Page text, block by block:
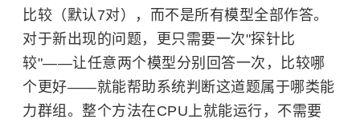
比较（默认7对），而不是所有模型全部作答。
对于新出现的问题，更只需要一次"探针比
较"——让任意两个模型分别回答一次，比较哪
个更好——就能帮助系统判断这道题属于哪类能
力群组。整个方法在CPU上就能运行，不需要